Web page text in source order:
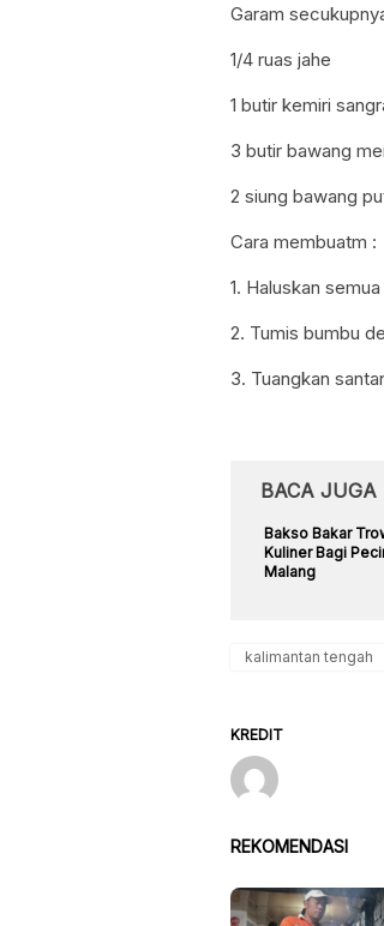
Garam
1/4 ruas jahe
1 butir kemiri
3 butir bawang
2 siung bawang
Cara membuatm :
1. Haluskan
2. Tumis bumbu
3. Tuangkan
BACA JUGA
Bakso Bakar
Kuliner Bagi
Malang
kalimantan tengah
KREDIT
REKOMENDASI